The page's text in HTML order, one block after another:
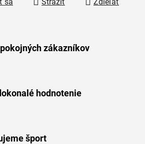
zákazníkov
hodnotenie
šport